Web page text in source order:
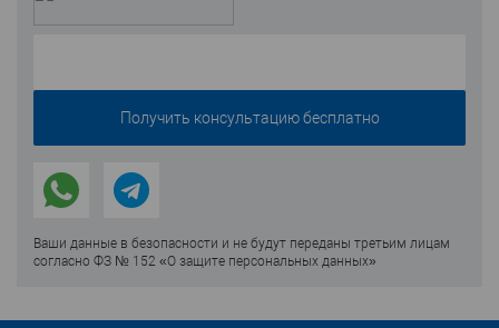
Ваши данные в безопасности и не будут переданы третьим лицам
согласно ФЗ № 152 «О защите персональных данных»